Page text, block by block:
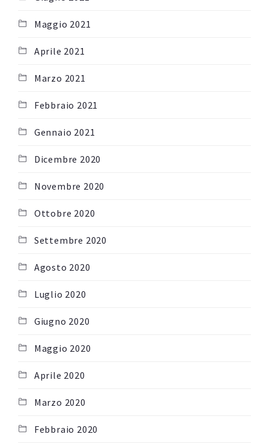
Maggio 2021
Aprile 2021
Marzo 2021
Febbraio 2021
Gennaio 2021
Dicembre 2020
Novembre 2020
Ottobre 2020
Settembre 2020
Agosto 2020
Luglio 2020
Giugno 2020
Maggio 2020
Aprile 2020
Marzo 2020
Febbraio 2020